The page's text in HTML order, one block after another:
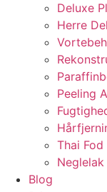
Deluxe
Herre
Peeling
Thai Fod
Neglelak
Blog